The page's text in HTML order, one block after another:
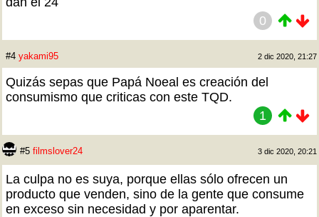
0
#4 yakami95 2 dic 2020, 21:27
Quizás sepas que Papá Noeal es creación del
consumismo que criticas con este TQD.
1
#5 filmslover24 3 dic 2020, 20:21
La culpa no es suya, porque ellas sólo ofrecen un
producto que venden, sino de la gente que consume
en exceso sin necesidad y por aparentar.